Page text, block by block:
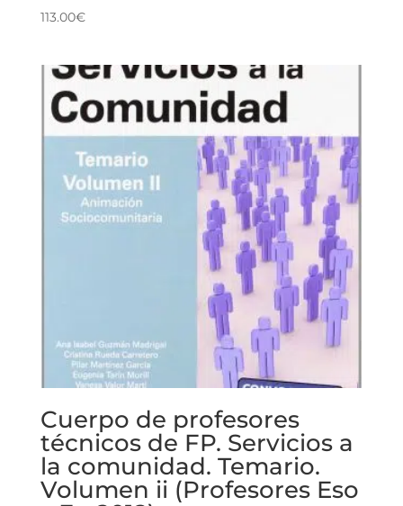
113.00€
Cuerpo de profesores
técnicos de FP. Servicios a
la comunidad. Temario.
Volumen ii (Profesores Eso